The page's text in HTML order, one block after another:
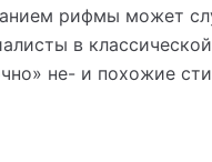
рифмы может
в
не- и похожие